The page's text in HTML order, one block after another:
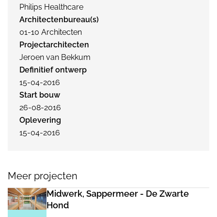
Philips Healthcare
Architectenbureau(s)
01-10 Architecten
Projectarchitecten
Jeroen van Bekkum
Definitief ontwerp
15-04-2016
Start bouw
26-08-2016
Oplevering
15-04-2016
Meer projecten
Midwerk, Sappermeer - De Zwarte
Hond